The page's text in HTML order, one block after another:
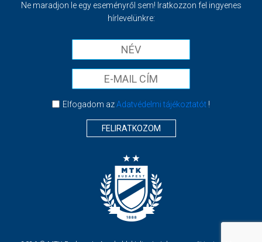
Ne maradjon le egy eseményről sem! Iratkozzon fel ingyenes
hírlevelünkre:
Elfogadom azAdatvédelmi tájékoztatót!
FELIRATKOZOM